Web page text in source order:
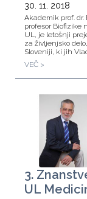
30. 11. 2018
Akademik prof.
profesor Biofizike
UL, je letošnji
za življenjsko
Sloveniji, ki jih
VEČ >
3.
UL